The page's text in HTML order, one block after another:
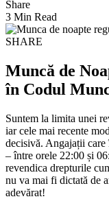
Share
3 Min Read
SHARE
Muncă de
în Codul
Suntem la limita unei
iar cele mai recente
decisivă. Angajații
– între orele 22:00 și
revendica drepturile
nu va mai fi dictată de
adevărat!